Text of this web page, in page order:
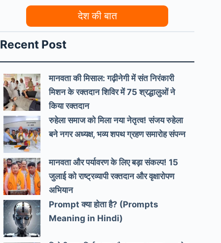
देश की बात
Recent Post
मानवता की मिसाल: गढ़ीनेगी में संत निरंकारी
मिशन के रक्तदान शिविर में 75 श्रद्धालुओं ने
किया रक्तदान
रुहेला समाज को मिला नया नेतृत्व! संजय रुहेला
बने नगर अध्यक्ष, भव्य शपथ ग्रहण समारोह संपन्न
मानवता और पर्यावरण के लिए बड़ा संकल्प! 15
जुलाई को राष्ट्रव्यापी रक्तदान और वृक्षारोपण
अभियान
Prompt क्या होता है? (Prompts
Meaning in Hindi)